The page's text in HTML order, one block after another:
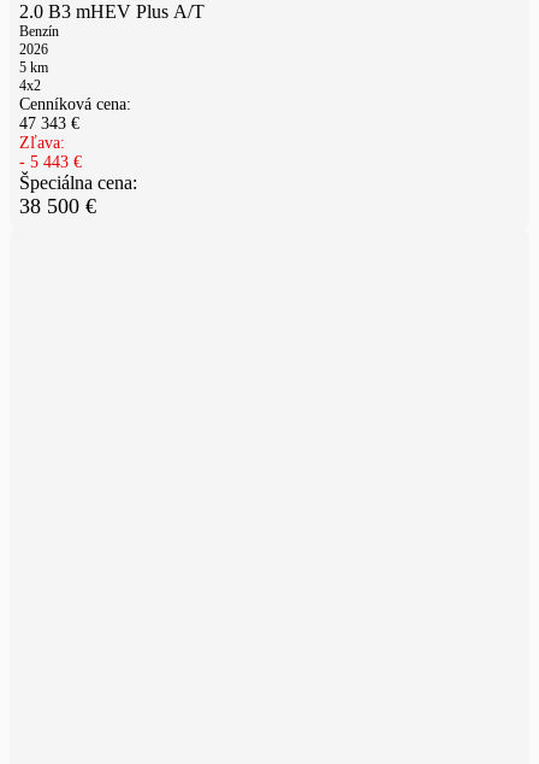
2.0 B3 mHEV Plus A/T
Benzín
2026
5 km
4x2
Cenníková cena:
47 343 €
Zľava:
- 5 443 €
Špeciálna cena:
38 500 €